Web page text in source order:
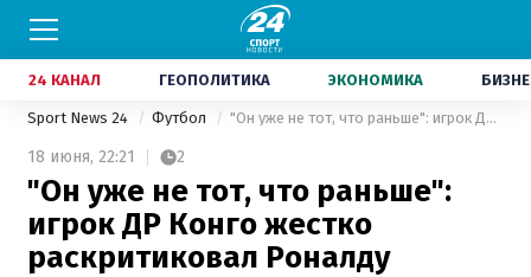
24 КАНАЛ ГЕОПОЛИТИКА ЭКОНОМИКА
Sport News 24 Футбол "Он уже не тот, что раньше": игрок ДР Конго жестко раскритиковал Роналду
18 июня, 22:21 2
"Он уже не тот, что раньше":
игрок ДР Конго жестко
раскритиковал Роналду